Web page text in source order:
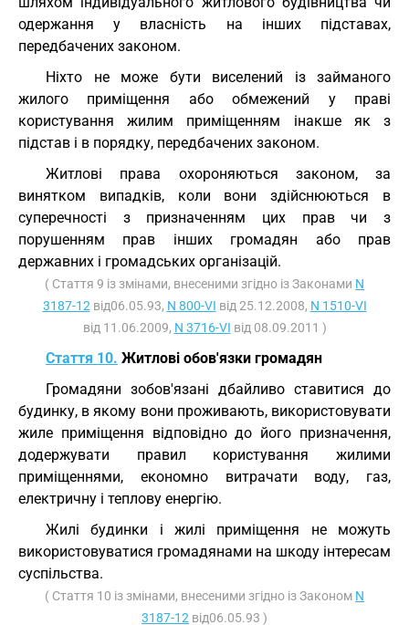
одержання у власність на інших підставах,
передбачених законом.
Ніхто не може бути виселений із займаного
жилого приміщення або обмежений у праві
користування жилим приміщенням інакше як з
підстав і в порядку, передбачених законом.
Житлові права охороняються законом, за
винятком випадків, коли вони здійснюються в
суперечності з призначенням цих прав чи з
порушенням прав інших громадян або прав
державних і громадських організацій.
( Стаття 9 із змінами, внесеними згідно із Законами N
3187-12 від06.05.93, N 800-VI від 25.12.2008, N 1510-VI
від 11.06.2009, N 3716-VI від 08.09.2011 )
Стаття 10. Житлові обов'язки громадян
Громадяни зобов'язані дбайливо ставитися до
будинку, в якому вони проживають, використовувати
жиле приміщення відповідно до його призначення,
додержувати правил користування жилими
приміщеннями, економно витрачати воду, газ,
електричну і теплову енергію.
Жилі будинки і жилі приміщення не можуть
використовуватися громадянами на шкоду інтересам
суспільства.
( Стаття 10 із змінами, внесеними згідно із Законом N
3187-12 від06.05.93 )